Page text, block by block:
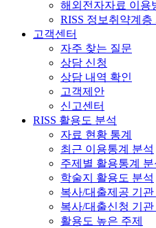
해외전자자료 이용
RISS 정보취약계
고객센터
자주 찾는 질문
상담 신청
상담 내역 확인
고객제안
신고센터
RISS 활용도 분석
자료 현황 통계
최근 이용통계 분석
주제별 활용통계 분
학술지 활용도 분석
복사/대출제공 기관
복사/대출신청 기관
활용도 높은 주제